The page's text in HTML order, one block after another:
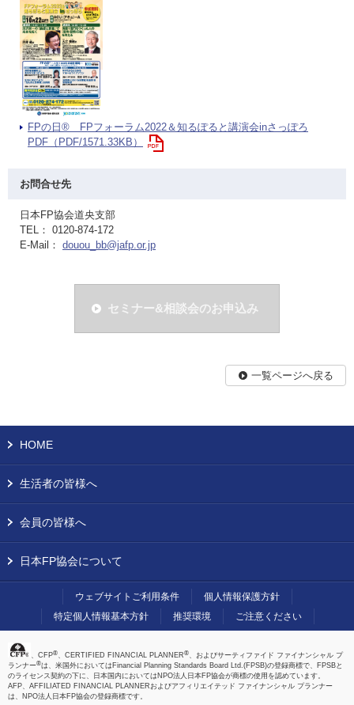
FPの日® FPフォーラム2022＆知るぽると講演会inさっぽろ
PDF（PDF/1571.33KB）
お問合せ先
日本FP協会道央支部
TEL： 0120-874-172
E-Mail： douou_bb@jafp.or.jp
セミナー&相談会のお申込み
一覧ページへ戻る
HOME
生活者の皆様へ
会員の皆様へ
日本FP協会について
ウェブサイトご利用条件
個人情報保護方針
特定個人情報基本方針
推奨環境 ご注意ください
、CFP®、CERTIFIED FINANCIAL PLANNER®、およびサーティファイド ファイナンシャル プ
ランナー®は、米国外においてはFinancial Planning Standards Board Ltd.(FPSB)の登録商標で、FPSBと
のライセンス契約の下に、日本国内においてはNPO法人日本FP協会が商標の使用を認めています。
AFP、AFFILIATED FINANCIAL PLANNERおよびアフィリエイテッド ファイナンシャル プランナー
は、NPO法人日本FP協会の登録商標です。